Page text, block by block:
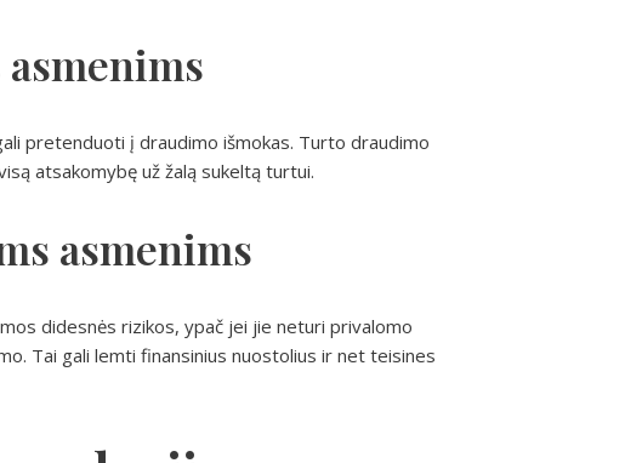
pretenduoti į draudimo išmokas. Turto draudimo
atsakomybę už žalą sukeltą turtui.
asmenims
didesnės rizikos, ypač jei jie neturi privalomo
Tai gali lemti finansinius nuostolius ir net teisines